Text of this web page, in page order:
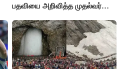
பதவியை அறிவித்த முதல்வர்